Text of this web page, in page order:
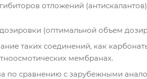
отложений
(оптимальной объем
таких соединений, как
мембранах.
по сравнению с зарубежными